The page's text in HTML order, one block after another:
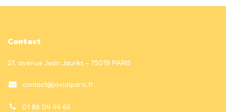
Contact
21, avenue Jean Jaurès - 75019 PARIS
contact@jovialparis.fr
01 86 04 44 66